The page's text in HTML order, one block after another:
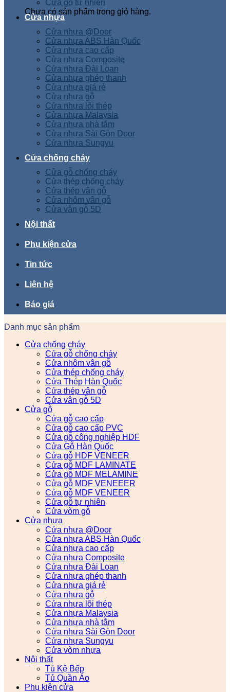
Chưa có sản phẩm trong giỏ hàng.
Cửa gỗ tự nhiên
Cửa nhựa
Cửa nhựa @Door
Cửa nhựa ABS Hàn Quốc
Cửa nhựa cao cấp
Cửa nhựa Composite
Cửa nhựa Đài Loan
Cửa nhựa ghép thanh
Cửa nhựa giá rẻ
Cửa nhựa gỗ
Cửa nhựa lõi thép
Cửa nhựa Malaysia
Cửa nhựa nhà tắm
Cửa nhựa Sài Gòn Door
Cửa nhựa Sungyu
Cửa chống cháy
Cửa gỗ chống cháy
Cửa thép chống cháy
Cửa thép vân gỗ
Cửa nhôm vân gỗ
Cửa vân gỗ 5D
Nội thất
Phụ kiện cửa
Tin tức
Liên hệ
Báo giá
Danh mục sản phẩm
Cửa chống cháy
Cửa gỗ chống cháy
Cửa nhôm vân gỗ
Cửa thép chống cháy
Cửa Thép Hàn Quốc
Cửa thép vân gỗ
Cửa vân gỗ 5D
Cửa gỗ
Cửa gỗ cao cấp
Cửa gỗ cao cấp PVC
Cửa gỗ công nghiệp HDF
Cửa Gỗ Hàn Quốc
Cửa gỗ HDF VENEER
Cửa gỗ MDF LAMINATE
Cửa gỗ MDF MELAMINE
Cửa gỗ MDF VENEEER
Cửa gỗ MDF VENEER
Cửa gỗ tự nhiên
Cửa vòm gỗ
Cửa nhựa
Cửa nhựa @Door
Cửa nhựa ABS Hàn Quốc
Cửa nhựa cao cấp
Cửa nhựa Composite
Cửa nhựa Đài Loan
Cửa nhựa ghép thanh
Cửa nhựa giá rẻ
Cửa nhựa gỗ
Cửa nhựa lõi thép
Cửa nhựa Malaysia
Cửa nhựa nhà tắm
Cửa nhựa Sài Gòn Door
Cửa nhựa Sungyu
Cửa vòm nhựa
Nội thất
Tủ Kệ Bếp
Tủ Quần Áo
Phụ kiện cửa